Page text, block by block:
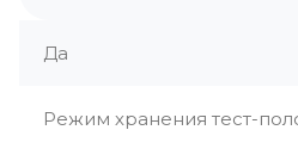
Да
Режим хранения тест-